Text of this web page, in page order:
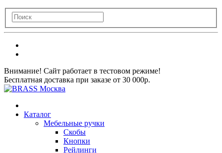
Внимание! Сайт работает в тестовом режиме!
Бесплатная доставка при заказе от 30 000р.
Каталог
Мебельные ручки
Скобы
Кнопки
Рейлинги